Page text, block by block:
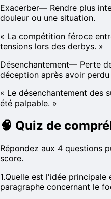
Exacerber— Rendre plus
douleur ou une situation.
« La compétition féroce
tensions lors des derbys. »
Désenchantement— Perte
déception après avoir
« Le désenchantement des
été palpable. »
🧠 Quiz de
Répondez aux 4 questions
score.
1.Quelle est l'idée principale
paragraphe concernant le